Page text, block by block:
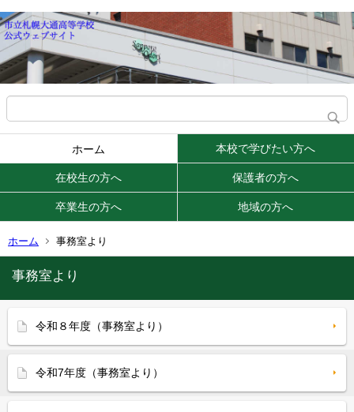
ホーム 本校で学びたい方へ
在校生の方へ 保護者の方へ
卒業生の方へ 地域の方へ
ホーム 事務室より
事務室より
令和８年度（事務室より）
令和7年度（事務室より）